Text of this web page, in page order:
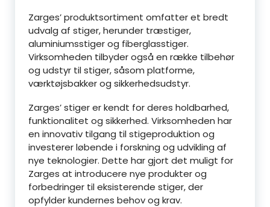
Zarges’ produktsortiment omfatter et bredt
udvalg af stiger, herunder træstiger,
aluminiumsstiger og fiberglasstiger.
Virksomheden tilbyder også en række tilbehør
og udstyr til stiger, såsom platforme,
værktøjsbakker og sikkerhedsudstyr.
Zarges’ stiger er kendt for deres holdbarhed,
funktionalitet og sikkerhed. Virksomheden har
en innovativ tilgang til stigeproduktion og
investerer løbende i forskning og udvikling af
nye teknologier. Dette har gjort det muligt for
Zarges at introducere nye produkter og
forbedringer til eksisterende stiger, der
opfylder kundernes behov og krav.